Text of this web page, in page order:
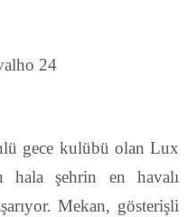
24
gece kulübü olan Lux
hala şehrin en havalı
Mekan, gösterişli